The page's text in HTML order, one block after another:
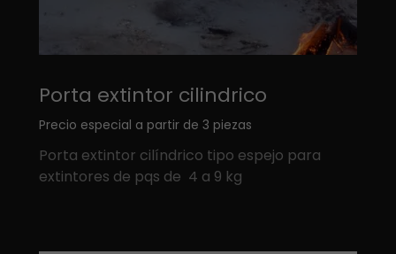
Porta extintor cilindrico
Precio especial a partir de 3 piezas
Porta extintor cilíndrico tipo espejo para
extintores de pqs de 4 a 9 kg